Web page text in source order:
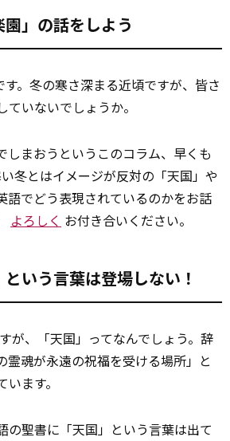
園」の話をしよう
す。冬の寒さ深まる近頃ですが、皆さ
いないでしょうか。
しまおうというこのコラム、早くも
冬とはイメージが反対の「天国」や
語でどう表現されているのかをお話
よろしく お付き合いください。
いう言葉は登場しない！
が、「天国」ってなんでしょう。辞
霊魂が永遠の祝福を受ける場所」と
ます。
の聖書に「天国」という言葉は出て